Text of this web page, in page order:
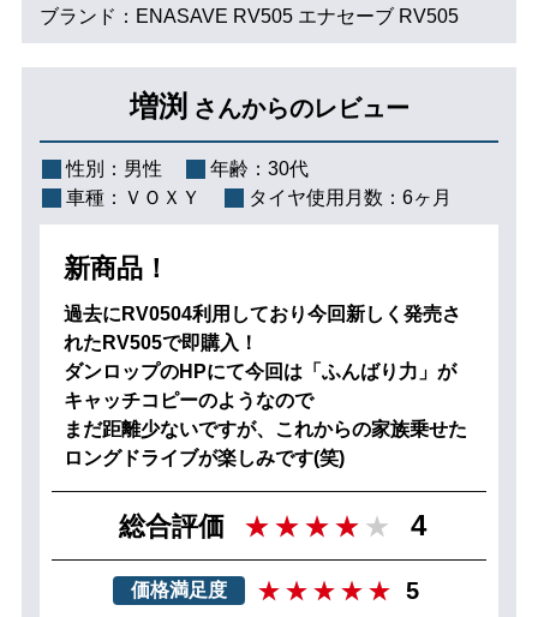
ブランド：ENASAVE RV505 エナセーブ RV505
増渕 さんからのレビュー
性別： 男性 年齢： 30代
車種： ＶＯＸＹ タイヤ使用月数： 6ヶ月
新商品！
過去にRV0504利用しており今回新しく発売さ
れたRV505で即購入！
ダンロップのHPにて今回は「ふんばり力」が
キャッチコピーのようなので
まだ距離少ないですが、これからの家族乗せた
ロングドライブが楽しみです(笑)
総合評価 4
価格満足度 5